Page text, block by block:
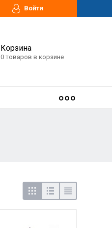
Войти
Корзина
0 товаров в корзине